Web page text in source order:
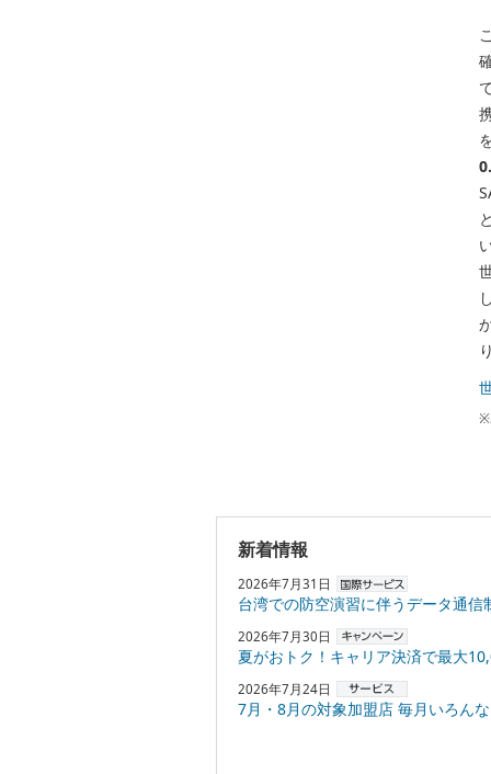
新着情報
2026年7月31日
台湾での防空演習に伴うデータ通信
2026年7月30日
夏がおトク！キャリア決済で最大10,000円
2026年7月24日
7月・8月の対象加盟店 毎月いろんなお店でPayPayポ